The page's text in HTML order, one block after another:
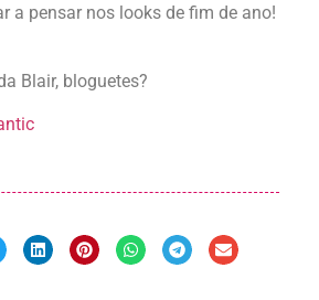
a pensar nos looks de fim de ano!
Blair, bloguetes?